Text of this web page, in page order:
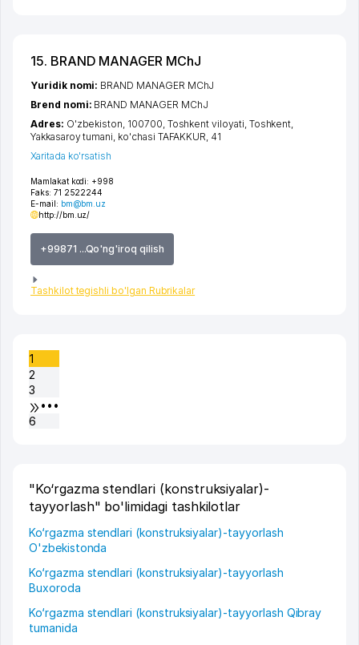
15. BRAND MANAGER MChJ
Mamlakat kodi: +998
Faks: 71 2522244
E-mail: bm@bm.uz
http://bm.uz/
+99871 ...Qo'ng'iroq qilish
Tashkilot tegishli bo'lgan Rubrikalar
Yuridik nomi: BRAND MANAGER MChJ
Brend nomi: BRAND MANAGER MChJ
Adres: O'zbekiston, 100700, Toshkent viloyati Toshkent
Yakkasaroy tumani ko'chasi TAFAKKUR , 41
Xaritada ko'rsatish
1
2
3
•••
6
"Ko‘rgazma stendlari (konstruksiyalar)-
tayyorlash" bo'limidagi tashkilotlar
Ko‘rgazma stendlari (konstruksiyalar)-tayyorlash
O'zbekistonda
Ko‘rgazma stendlari (konstruksiyalar)-tayyorlash
Buxoroda
Ko‘rgazma stendlari (konstruksiyalar)-tayyorlash Qibray
tumanida